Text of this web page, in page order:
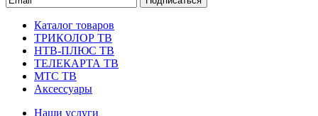
Каталог товаров
ТРИКОЛОР ТВ
НТВ-ПЛЮС ТВ
ТЕЛЕКАРТА ТВ
МТС ТВ
Аксессуары
Наши услуги